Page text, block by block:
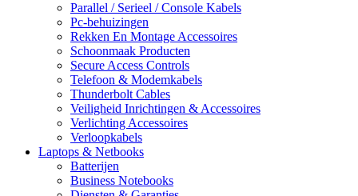
Parallel / Serieel / Console Kabels
Pc-behuizingen
Rekken En Montage Accessoires
Schoonmaak Producten
Secure Access Controls
Telefoon & Modemkabels
Thunderbolt Cables
Veiligheid Inrichtingen & Accessoires
Verlichting Accessoires
Verloopkabels
Laptops & Netbooks
Batterijen
Business Notebooks